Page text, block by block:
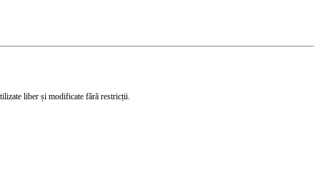
liber și modificate fără restricții.